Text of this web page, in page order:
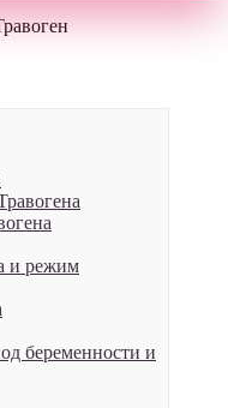
и режим
беременности и